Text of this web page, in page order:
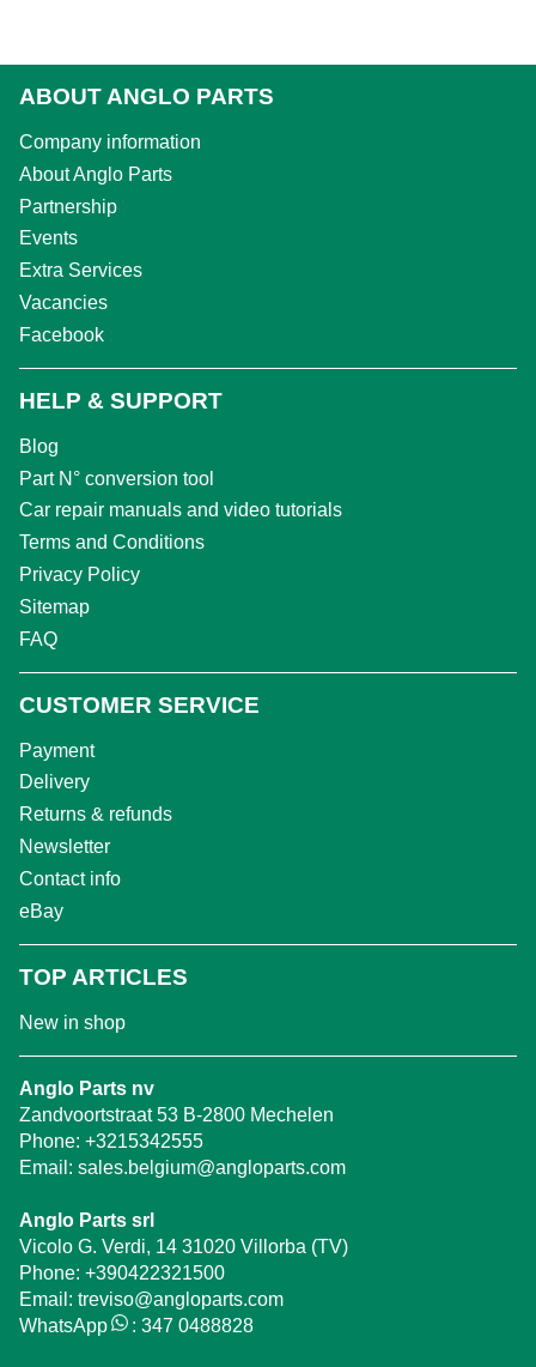
ABOUT ANGLO PARTS
Company information
About Anglo Parts
Partnership
Events
Extra Services
Vacancies
Facebook
HELP & SUPPORT
Blog
Part N° conversion tool
Car repair manuals and video tutorials
Terms and Conditions
Privacy Policy
Sitemap
FAQ
CUSTOMER SERVICE
Payment
Delivery
Returns & refunds
Newsletter
Contact info
eBay
TOP ARTICLES
New in shop
Anglo Parts nv
Zandvoortstraat 53 B-2800 Mechelen
Phone: +3215342555
Email: sales.belgium@angloparts.com
Anglo Parts srl
Vicolo G. Verdi, 14 31020 Villorba (TV)
Phone: +390422321500
Email: treviso@angloparts.com
WhatsApp
: 347 0488828